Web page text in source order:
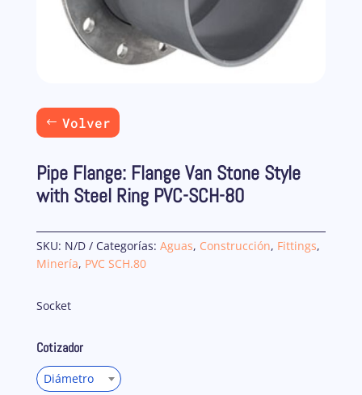
Volver
Pipe Flange: Flange Van Stone Style
with Steel Ring PVC-SCH-80
SKU: N/D Categorías: Aguas, Construcción, Fittings,
Minería, PVC SCH.80
Socket
Cotizador
Diámetro